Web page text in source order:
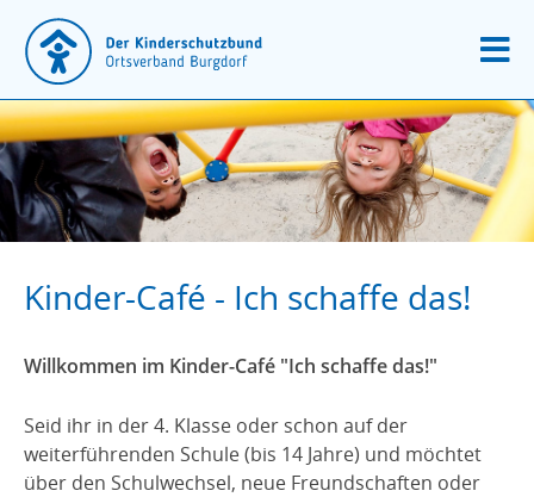
Kinder-Café - Ich schaffe das!
Willkommen im Kinder-Café "Ich schaffe das!"
Seid ihr in der 4. Klasse oder schon auf der
weiterführenden Schule (bis 14 Jahre) und möchtet
über den Schulwechsel, neue Freundschaften oder